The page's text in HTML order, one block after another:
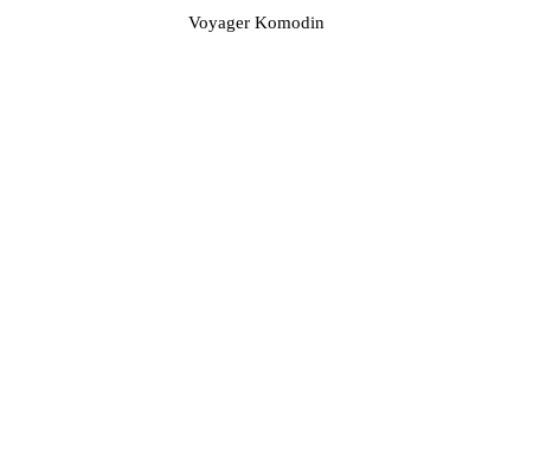
Voyager Komodin